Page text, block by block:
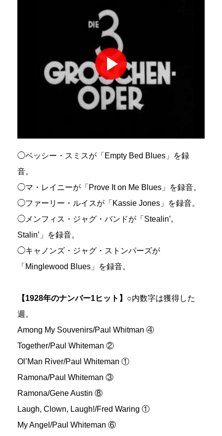
◯ベッシー・スミスが「Empty Bed Blues」を録
音。
◯マ・レイニーが「Prove It on Me Blues」を録音。
◯ファーリー・ルイスが「Kassie Jones」を録音。
◯メンフィス・ジャグ・バンドが「Stealin’,
Stalin’」を録音。
◯キャノンズ・ジャグ・ストンパーズが
「Minglewood Blues」を録音。
【1928年のナンバー1ヒット】 ○内数字は獲得した
週。
Among My Souvenirs/Paul Whitman ④
Together/Paul Whiteman ②
Ol’Man River/Paul Whiteman ①
Ramona/Paul Whiteman ③
Ramona/Gene Austin ⑧
Laugh, Clown, Laugh!/Fred Waring ①
My Angel/Paul Whiteman ⑥